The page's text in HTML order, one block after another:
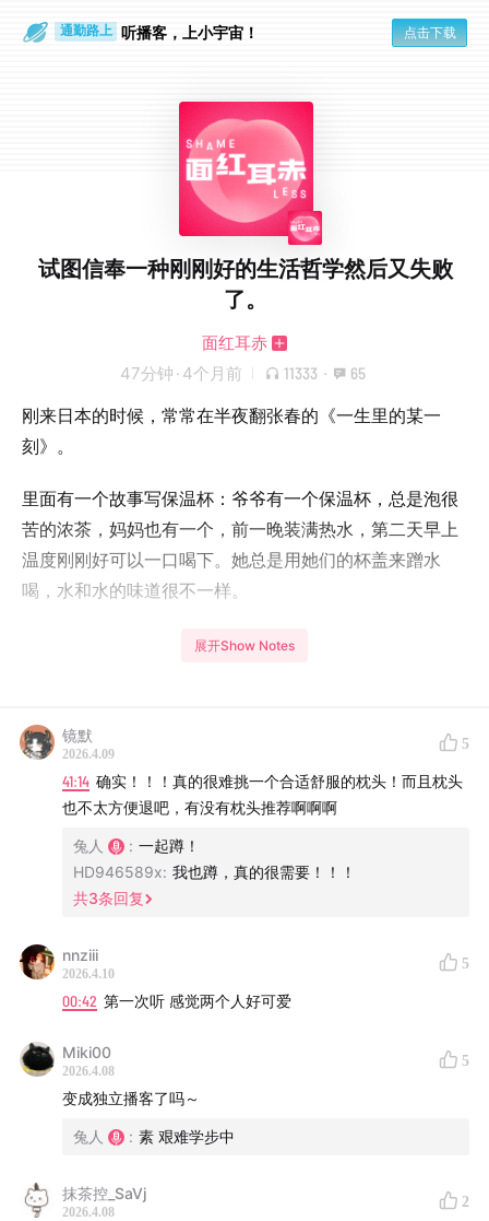
通勤路上 听播客，上小宇宙！ 点击下载
试图信奉一种刚刚好的生活哲学然后又失败
了。
面红耳赤
47分钟 · 4个月前 11333 · 65
刚来日本的时候，常常在半夜翻张春的《一生里的某一
刻》。
里面有一个故事写保温杯：爷爷有一个保温杯，总是泡很
苦的浓茶，妈妈也有一个，前一晚装满热水，第二天早上
温度刚刚好可以一口喝下。她总是用她们的杯盖来蹭水
喝，水和水的味道很不一样。
长大之后，她终于也遇到了一个对自己来说，大小、颜
「有杯子的人」，就像「有猫的人」一样，不是简单的购
买、拥有，而是和自己的「真命天物」建立了一份长期契
约——彼此息息相关，难以被替代。
如果能和更多的东西建立起这样的契约，生活也会从此变
得坚不可摧吧。
后来很长一段时间，我都努力抱着这样的方法论去搭建新
生活，有确认成功的、也有确认失败的。而刚好最近西瓜
也处在新生活要来不来的间隙里，急需填充新的模板，所
以我们就一起来聊聊看好了：
我买了那么多杯子，最合适的居然是捡来的那个。
刚刚好的垃圾分类区，一个夏天后就过期了。
15:25 不是我的鞋码，但是对我来说刚好的鞋码。
展开Show Notes
镜默
2026.4.09
5
41:14 确实！！！真的很难挑一个合适舒服的枕头！而且枕头
也不太方便退吧，有没有枕头推荐啊啊啊
兔人 : 一起蹲！
HD946589x: 我也蹲，真的很需要！！！
共3条回复
nnziii
2026.4.10
5
00:42 第一次听 感觉两个人好可爱
Miki00
2026.4.08
5
变成独立播客了吗～
兔人 : 素 艰难学步中
抹茶控_SaVj
2026.4.08
2